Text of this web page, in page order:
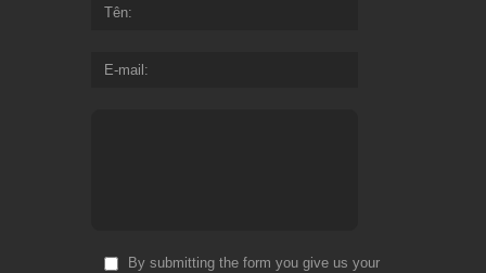
Tên
E-mail
By submitting the form you give us your